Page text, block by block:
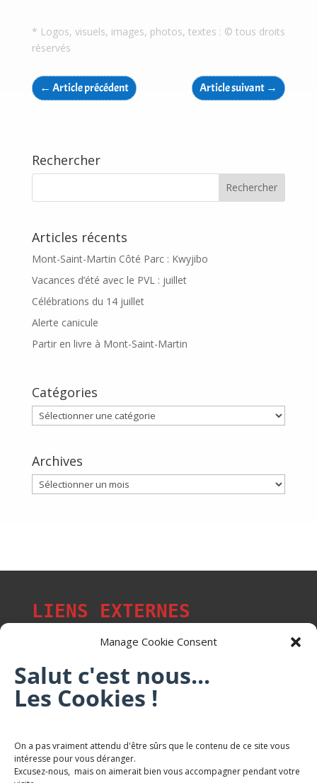
Manage Cookie Consent
Salut c'est nous...
Les Cookies !
On a pas vraiment attendu d'être sûrs que le contenu de ce site vous
intéresse pour vous déranger.
Excusez-nous, mais on aimerait bien vous accompagner pendant votre
* Logos, visuels, images, photos, textes : © tous droits
réservés
← Article précédent Article suivant →
Rechercher
Articles récents
Mont-Saint-Martin Côté Parc : Kwyjibo
Vacances d’été avec le PVL : juillet
Célébrations du 14 juillet
Alerte canicule
Partir en livre à Mont-Saint-Martin
Catégories
Catégories
Archives
Archives
LIENS EXTERNES
Les p'tits citoyens de Mont-Saint-Martin
Trail Saintmartinois Daniel FEITE
Karaté Mont Saint Martin